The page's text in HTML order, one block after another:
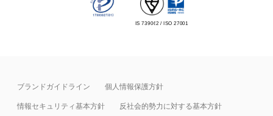
IS 739062 / ISO 27001
ブランドガイドライン 個人情報保護方針
情報セキュリティ基本⽅針 反社会的勢力に対する基本方針